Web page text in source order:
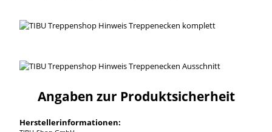
Angaben zur Produktsicherheit
Herstellerinformationen: